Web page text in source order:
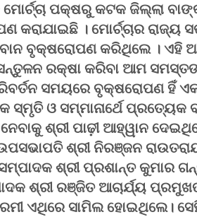
ପକ୍ଷରୁ କଟକ ଜିଲ୍ଲା
। ମୋର୍ଚ୍ଚାର ରାଜ୍ୟ
ବୃକ୍ଷରୋପଣ କରିଥିଲେ । ଏହି
ରକ୍ଷା କରିବା ଆମ
ସମୟରେ ବୃକ୍ଷରୋପଣ ହିଁ
ସ୍ମୃତି ଓ ସମ୍ମାନାର୍ଥେ
ଶ୍ରୀ ପାଢ଼ୀ ଆହ୍ୱାନ
ଶ୍ରୀ ନିରଞ୍ଜନ
ଶ୍ରୀ ପ୍ରଶାନ୍ତ କୁମାର
ଶ୍ରୀ ରଞ୍ଜିତ ଆଚାର୍ଯ୍ୟ
ଏଥିରେ ସାମିଲ ହୋଇଥିଲେ।